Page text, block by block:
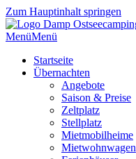
Zum Hauptinhalt springen
MenüMenü
Startseite
Übernachten
Angebote
Saison & Preise
Zeltplatz
Stellplatz
Mietmobilheime
Mietwohnwagen